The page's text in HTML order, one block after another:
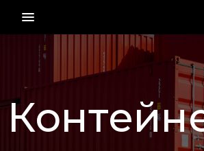
menu_vert